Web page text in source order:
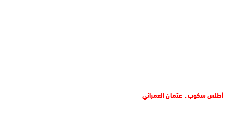
أطلس سكوب ـ عثمان العمراني